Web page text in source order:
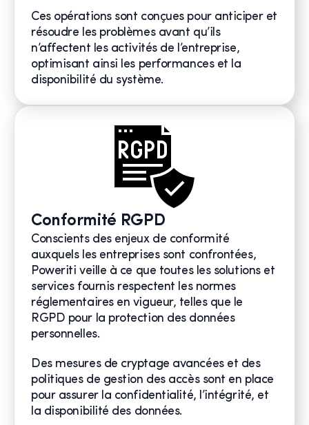
Ces opérations sont conçues pour anticiper et
résoudre les problèmes avant qu’ils
n’affectent les activités de l’entreprise,
optimisant ainsi les performances et la
disponibilité du système.
Conformité RGPD
Conscients des enjeux de conformité
auxquels les entreprises sont confrontées,
Poweriti veille à ce que toutes les solutions et
services fournis respectent les normes
réglementaires en vigueur, telles que le
RGPD pour la protection des données
personnelles.
Des mesures de cryptage avancées et des
politiques de gestion des accès sont en place
pour assurer la confidentialité, l’intégrité, et
la disponibilité des données.